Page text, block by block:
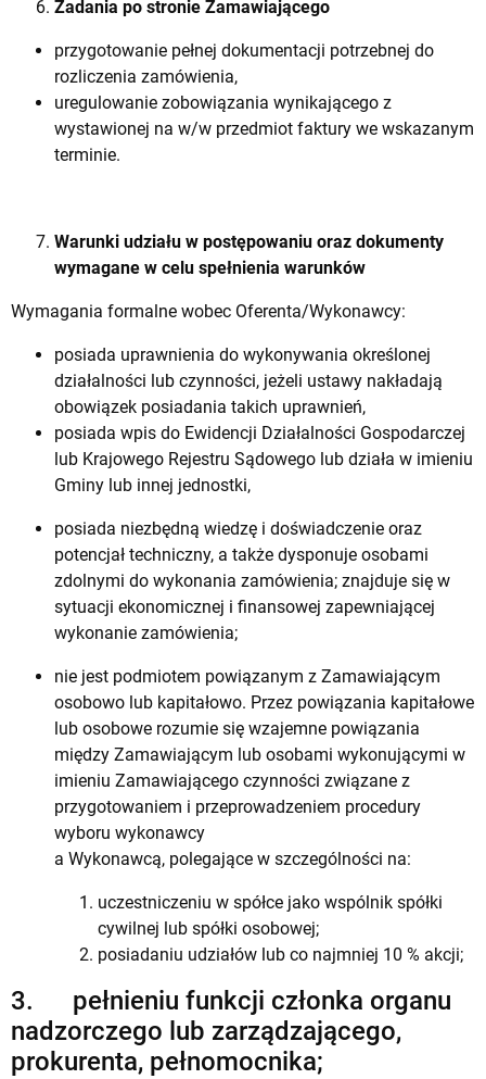
Zadania po stronie Zamawiającego
przygotowanie pełnej dokumentacji potrzebnej do
rozliczenia zamówienia,
uregulowanie zobowiązania wynikającego z
wystawionej na w/w przedmiot faktury we wskazanym
terminie.
Warunki udziału w postępowaniu oraz dokumenty
wymagane w celu spełnienia warunków
Wymagania formalne wobec Oferenta/Wykonawcy:
posiada uprawnienia do wykonywania określonej
działalności lub czynności, jeżeli ustawy nakładają
obowiązek posiadania takich uprawnień,
posiada wpis do Ewidencji Działalności Gospodarczej
lub Krajowego Rejestru Sądowego lub działa w imieniu
Gminy lub innej jednostki,
posiada niezbędną wiedzę i doświadczenie oraz
potencjał techniczny, a także dysponuje osobami
zdolnymi do wykonania zamówienia; znajduje się w
sytuacji ekonomicznej i finansowej zapewniającej
wykonanie zamówienia;
nie jest podmiotem powiązanym z Zamawiającym
osobowo lub kapitałowo. Przez powiązania kapitałowe
lub osobowe rozumie się wzajemne powiązania
między Zamawiającym lub osobami wykonującymi w
imieniu Zamawiającego czynności związane z
przygotowaniem i przeprowadzeniem procedury
wyboru wykonawcy
a Wykonawcą, polegające w szczególności na:
uczestniczeniu w spółce jako wspólnik spółki
cywilnej lub spółki osobowej;
posiadaniu udziałów lub co najmniej 10 % akcji;
3. pełnieniu funkcji członka organu
nadzorczego lub zarządzającego,
prokurenta, pełnomocnika;